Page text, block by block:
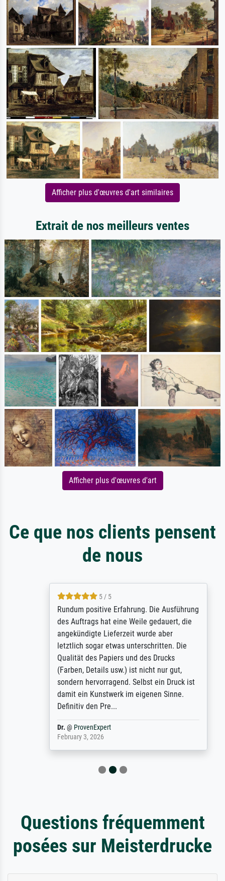
Afficher plus d'œuvres d'art similaires
Extrait de nos meilleurs ventes
Afficher plus d'œuvres d'art
Ce que nos clients pensent
de nous
5 / 5
Rundum positive Erfahrung. Die Ausführung
des Auftrags hat eine Weile gedauert, die
angekündigte Lieferzeit wurde aber
letztlich sogar etwas unterschritten. Die
Qualität des Papiers und des Drucks
(Farben, Details usw.) ist nicht nur gut,
sondern hervorragend. Selbst ein Druck ist
damit ein Kunstwerk im eigenen Sinne.
Definitiv den Pre...
@ProvenExpert
February 3, 2026
Questions fréquemment
posées sur Meisterdrucke